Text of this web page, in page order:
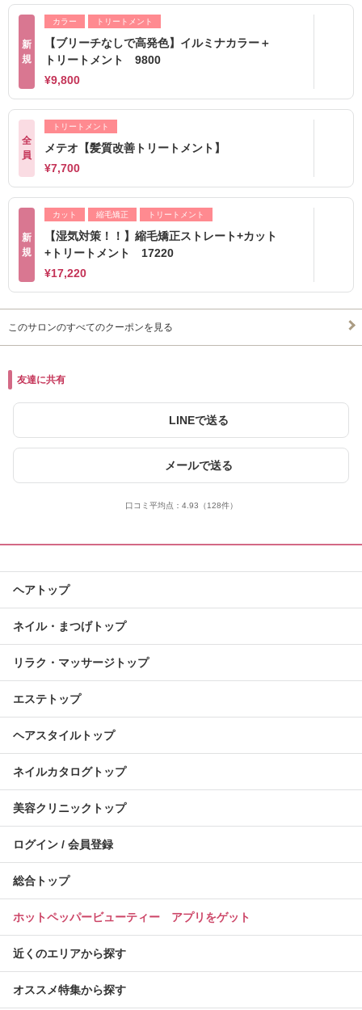
新
規
カラー トリートメント
【ブリーチなしで高発色】イルミナカラー＋
トリートメント 9800
¥9,800
全
員
トリートメント
メテオ【髪質改善トリートメント】
¥7,700
新
規
カット 縮毛矯正 トリートメント
【湿気対策！！】縮毛矯正ストレート+カット
+トリートメント 17220
¥17,220
このサロンのすべてのクーポンを見る
友達に共有
LINEで送る
メールで送る
口コミ平均点： 4.93 （128件）
ヘアトップ
ネイル・まつげトップ
リラク・マッサージトップ
エステトップ
ヘアスタイルトップ
ネイルカタログトップ
美容クリニックトップ
ログイン / 会員登録
総合トップ
ホットペッパービューティー アプリをゲット
近くのエリアから探す
オススメ特集から探す